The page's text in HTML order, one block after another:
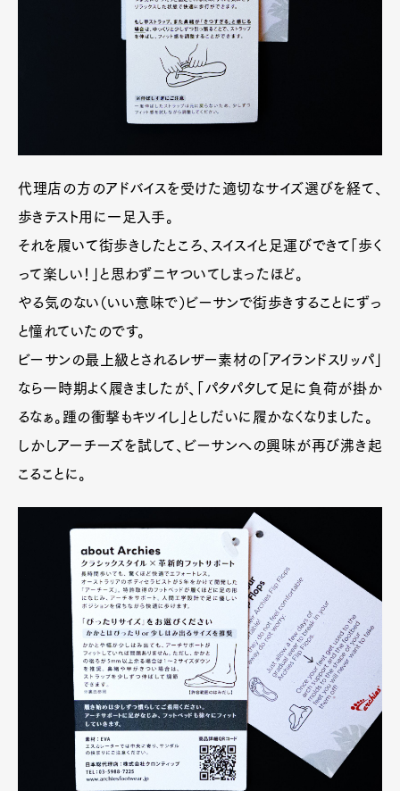
代理店の方のアドバイスを受けた適切なサイズ選びを経て、
歩きテスト用に一足入手。
それを履いて街歩きしたところ、スイスイと足運びできて「歩く
って楽しい！」と思わずニヤついてしまったほど。
やる気のない（いい意味で）ビーサンで街歩きすることにずっ
と憧れていたのです。
ビーサンの最上級とされるレザー素材の「アイランドスリッパ」
なら一時期よく履きましたが、「パタパタして足に負荷が掛か
るなぁ。踵の衝撃もキツイし」としだいに履かなくなりました。
しかしアーチーズを試して、ビーサンへの興味が再び沸き起
こることに。